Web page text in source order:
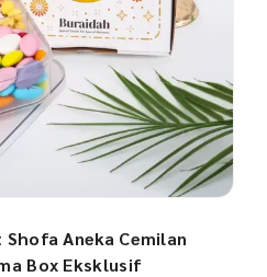
Aneka Cemilan
Box Eksklusif